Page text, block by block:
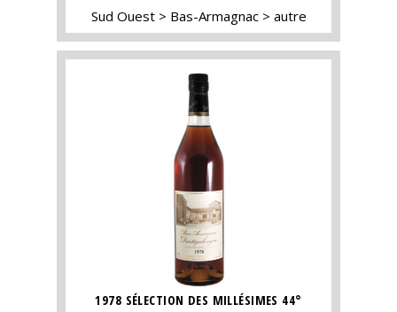
Sud Ouest Bas-Armagnac autre
1978 SÉLECTION DES MILLÉSIMES 44°